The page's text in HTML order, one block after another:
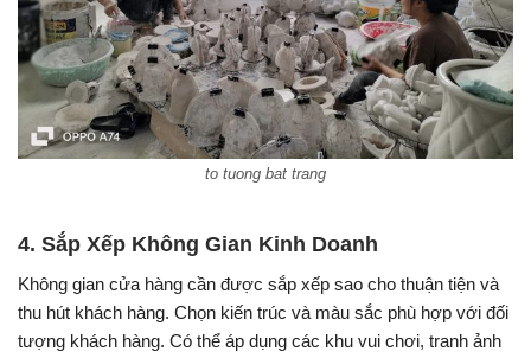
to tuong bat trang
4. Sắp Xếp Không Gian Kinh Doanh
Không gian cửa hàng cần được sắp xếp sao cho thuận tiện và
thu hút khách hàng. Chọn kiến trúc và màu sắc phù hợp với đối
tượng khách hàng. Có thể áp dụng các khu vui chơi, tranh ảnh